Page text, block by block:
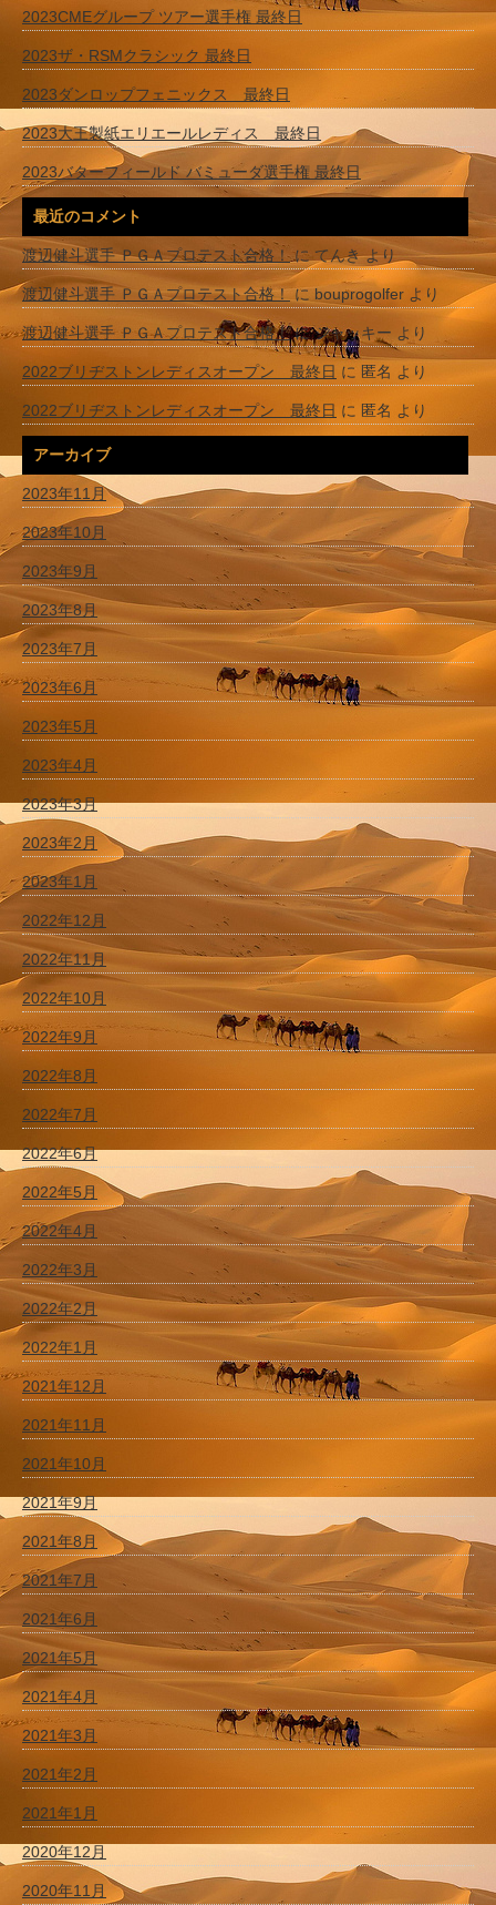
2023CMEグループ ツアー選手権 最終日
2023ザ・RSMクラシック 最終日
2023ダンロップフェニックス 最終日
2023大王製紙エリエールレディス 最終日
2023バターフィールド バミューダ選手権 最終日
最近のコメント
渡辺健斗選手 ＰＧＡプロテスト合格！に てんきより
渡辺健斗選手 ＰＧＡプロテスト合格！ にbouprogolfer より
渡辺健斗選手 ＰＧＡプロテスト合格！にジャッキー より
2022ブリヂストンレディスオープン 最終日 に 匿名 より
2022ブリヂストンレディスオープン 最終日 に 匿名 より
アーカイブ
2023年11月
2023年10月
2023年9月
2023年8月
2023年7月
2023年6月
2023年5月
2023年4月
2023年3月
2023年2月
2023年1月
2022年12月
2022年11月
2022年10月
2022年9月
2022年8月
2022年7月
2022年6月
2022年5月
2022年4月
2022年3月
2022年2月
2022年1月
2021年12月
2021年11月
2021年10月
2021年9月
2021年8月
2021年7月
2021年6月
2021年5月
2021年4月
2021年3月
2021年2月
2021年1月
2020年12月
2020年11月